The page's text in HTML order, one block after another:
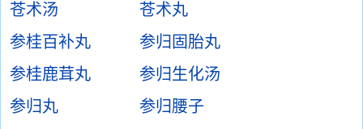
苍术汤
苍术丸
参桂百补丸
参归固胎丸
参桂鹿茸丸
参归生化汤
参归丸
参归腰子